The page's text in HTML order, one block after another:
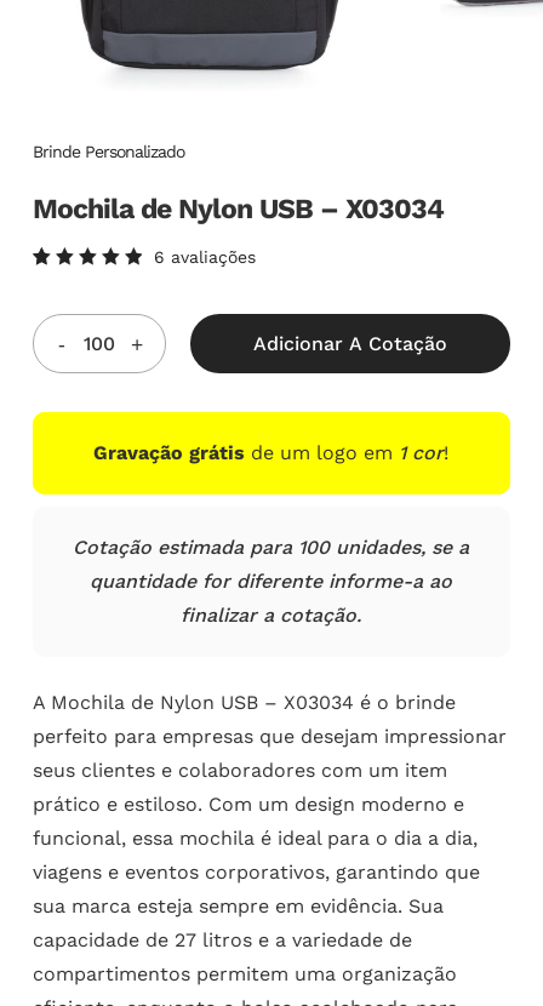
Brinde Personalizado
Mochila de Nylon USB – X03034
5.00de
5, com
baseado
em
clientes
6 avaliações
Adicionar A Cotação
Gravação grátis de um logo em 1 cor!
Cotação estimada para 100 unidades, se a
quantidade for diferente informe-a ao
finalizar a cotação.
A Mochila de Nylon USB – X03034 é o brinde
perfeito para empresas que desejam impressionar
seus clientes e colaboradores com um item
prático e estiloso. Com um design moderno e
funcional, essa mochila é ideal para o dia a dia,
viagens e eventos corporativos, garantindo que
sua marca esteja sempre em evidência. Sua
capacidade de 27 litros e a variedade de
compartimentos permitem uma organização